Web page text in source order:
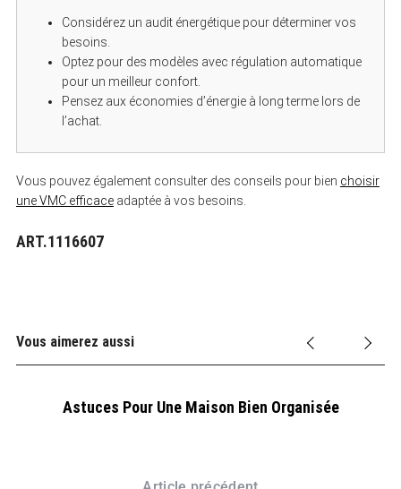
Considérez un audit énergétique pour déterminer vos
besoins.
Optez pour des modèles avec régulation automatique
pour un meilleur confort.
Pensez aux économies d’énergie à long terme lors de
l’achat.
Vous pouvez également consulter des conseils pour bien choisir
une VMC efficaceadaptée à vos besoins.
ART.1116607
Vous aimerez aussi
Astuces Pour Une Maison Bien Organisée